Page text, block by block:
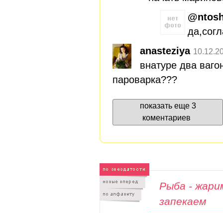
anasteziya
внатуре два
пароварка???
показать еще 3
коментариев
Рыба -
запекаем